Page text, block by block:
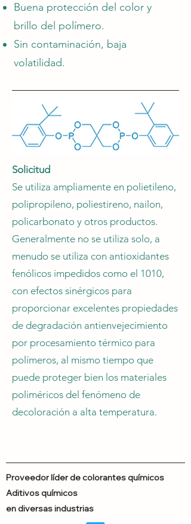
Buena protección del color y
brillo del polímero.
Sin contaminación, baja
volatilidad.
Solicitud
Se utiliza ampliamente en polietileno,
polipropileno, poliestireno, nailon,
policarbonato y otros productos.
Generalmente no se utiliza solo, a
menudo se utiliza con antioxidantes
fenólicos impedidos como el 1010,
con efectos sinérgicos para
proporcionar excelentes propiedades
de degradación antienvejecimiento
por procesamiento térmico para
polímeros, al mismo tiempo que
puede proteger bien los materiales
poliméricos del fenómeno de
decoloración a alta temperatura.
Proveedor líder de colorantes químicos
Aditivos químicos
en diversas industrias